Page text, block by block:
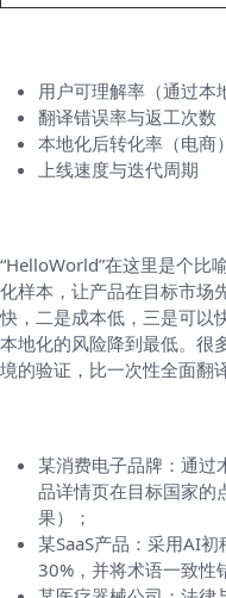
用户可理解率（通过本
翻译错误率与返工次数
本地化后转化率（电商
上线速度与迭代周期
“HelloWorld”在这里是个比
化样本，让产品在目标市场
快，二是成本低，三是可以
本地化的风险降到最低。很
境的验证，比一次性全面翻
某消费电子品牌：通过
品详情页在目标国家的
果）；
某SaaS产品：采用AI
30%，并将术语一致性